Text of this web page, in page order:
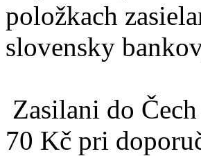
položkach
slovensky
Zasilani do
70 Kč pri